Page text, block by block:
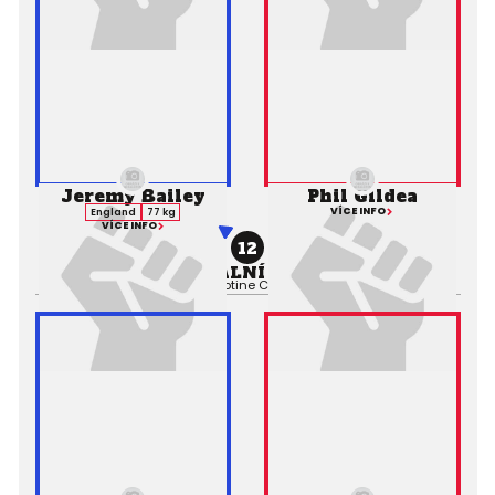
Jeremy Bailey
England
77 kg
VÍCE INFO
12
PROFESIONÁLNÍ ZÁPAS MMA
Výsledek:Submission (Guillotine Choke), 1. kolo 0:00,Rozhodčí:
Phil Gildea
VÍCE INFO